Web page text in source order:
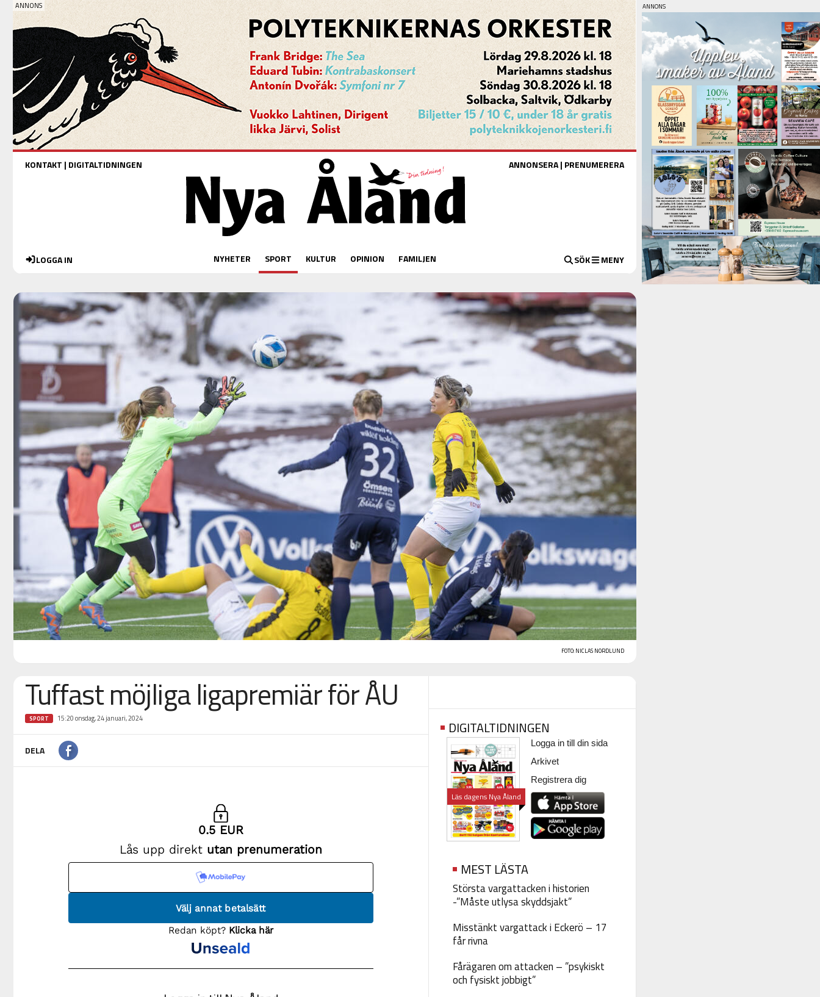
KONTAKT | DIGITALTIDNINGEN ANNONSERA| PRENUMERERA
LOGGA IN NYHETER SPORT KULTUR OPINION FAMILJEN SÖK MENY
FOTO: NICLAS NORDLUND
Tuffast möjliga ligapremiär för ÅU
SPORT 15:20 onsdag, 24 januari, 2024
DELA
DIGITALTIDNINGEN
Läs dagens Nya Åland
Logga in till din sida
Arkivet
Registrera dig
MEST LÄSTA
Största vargattacken i historien
-”Måste utlysa skyddsjakt”
Misstänkt vargattack i Eckerö – 17
får rivna
Fårägaren om attacken – ”psykiskt
och fysiskt jobbigt”